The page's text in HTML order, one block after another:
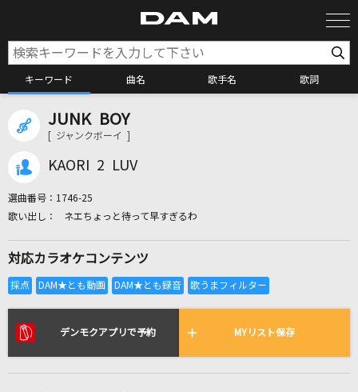
キーワード 曲名 歌手名 歌詞
全国りれき
リアルタイムで歌われている曲の一覧
JUNK BOY
[ ジャンクボーイ ]
KAORI 2 LUV
選曲番号： 1746-25
ネエちょっと待って早すぎるわ
対応カラオケコンテンツ
デンモクアプリで予約 MYリスト保存